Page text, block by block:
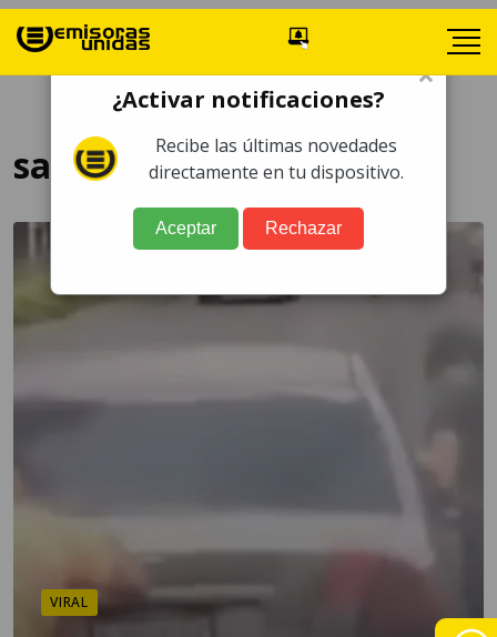
sanciones tránsito
VIRAL
×
¿Activar notificaciones?
Recibe las últimas novedades
directamente en tu dispositivo.
Aceptar Rechazar